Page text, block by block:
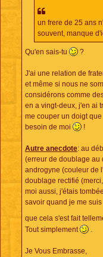
un frere de 25 ans
souvent, manque
Qu'en sais-tu ?
J'ai une relation de
et même si nous ne
considérons comme
en a vingt-deux, j'en ai
me couper un doigt
besoin de moi
!
Autre anecdote: au
(erreur de doublage au
androgyne (couleur de
doublage rectifié
moi aussi, j'étais
savoir quand je me
que cela s'est fait
Tout simplement
Je Vous Embrasse,